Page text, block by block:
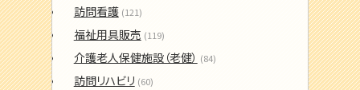
訪問看護 (121)
福祉用具販売 (119)
介護老人保健施設（老健） (84)
訪問リハビリ (60)